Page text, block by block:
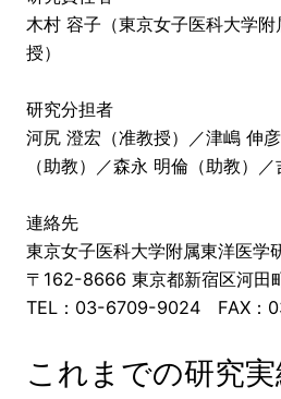
木村 容子（東京女子医科大学
授）
研究分担者
河尻 澄宏（准教授）／津嶋 伸
（助教）／森永 明倫（助教）／
連絡先
東京女子医科大学附属東洋医学
〒162-8666 東京都新宿区河田
TEL：03-6709-9024 FAX：
これまでの研究